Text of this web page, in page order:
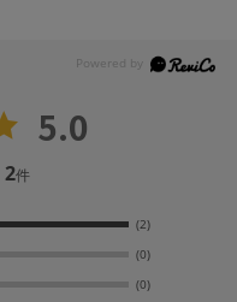
5.0
2件
(2)
(0)
(0)